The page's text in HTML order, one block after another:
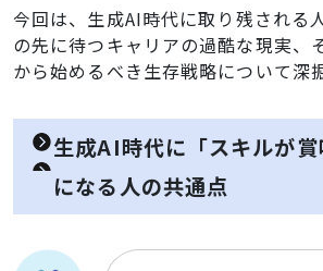
今回は、生成AI時代に取り残される
の先に待つキャリアの過酷な現実、
から始めるべき生存戦略について深
生成AI時代に「スキルが賞
になる人の共通点